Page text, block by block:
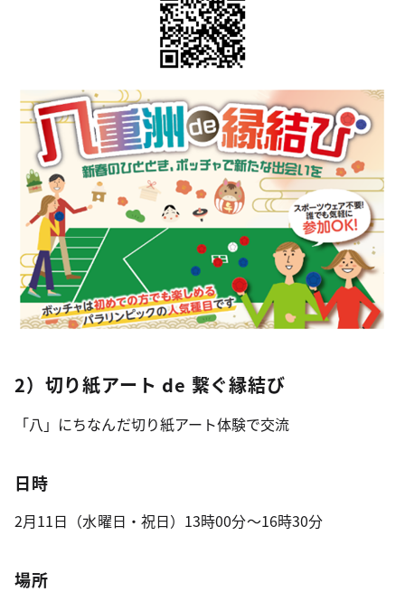
2）切り紙アート de 繋ぐ縁結び
「八」にちなんだ切り紙アート体験で交流
日時
2月11日（水曜日・祝日）13時00分～16時30分
場所